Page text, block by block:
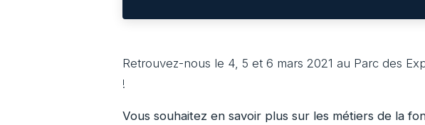
Retrouvez-nous le 4, 5 et 6 mars 2021 au Parc des
!
Vous souhaitez en savoir plus sur les métiers de la